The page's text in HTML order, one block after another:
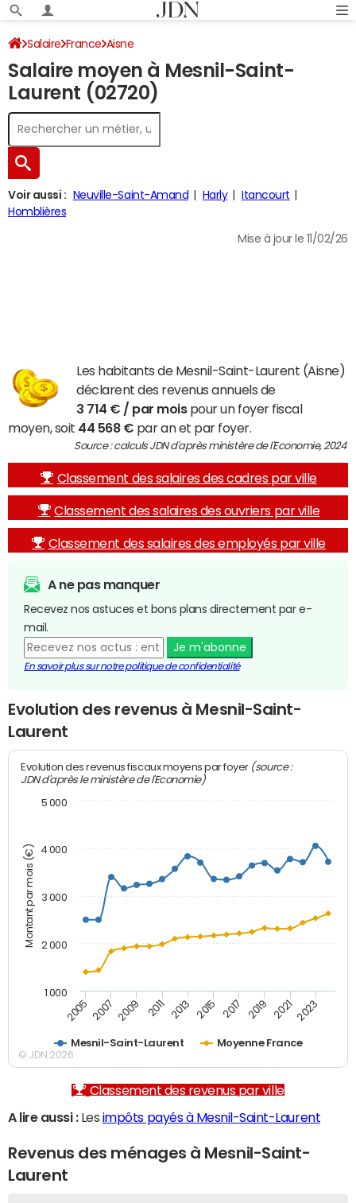
Salaire France Aisne
Salaire moyen à Mesnil-Saint-
Laurent (02720)
Voir aussi : Neuville-Saint-Amand Harly
Itancourt
Homblières
Mise à jour le 11/02/26
Les habitants de Mesnil-Saint-Laurent (Aisne)
déclarent des revenus annuels de
3 714 € / par moispour un foyer fiscal
moyen, soit 44 568 € par an et par foyer.
Source : calculs JDN d'après ministère de l'Economie, 2024
Classement des salaires des cadres par ville
Classement des salaires des ouvriers par ville
Classement des salaires des employés par ville
A ne pas manquer
Recevez nos astuces et bons plans directement par e-
mail.
Je m'abonne
En savoir plus sur notre politique de confidentialité
Evolution des revenus à Mesnil-Saint-
Laurent
Montant par mois (€)
Evolution des revenus fiscaux moyens par foyer (source :
JDN d'après le ministère de l'Economie)
Mesnil-Saint-Laurent Moyenne France
2005 2007 2009 2011 2013 2015 2017 2019 2021 2023
1 000
2 000
3 000
4 000
5 000
© JDN 2026
Classement des revenus par ville
A lire aussi :Les impôts payés à Mesnil-Saint-Laurent
Revenus des ménages à Mesnil-Saint-
Laurent